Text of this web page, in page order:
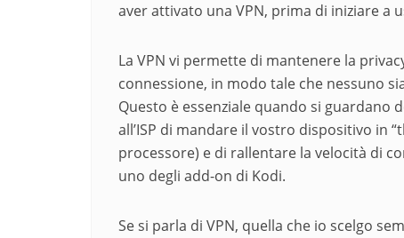
aver attivato una VPN, prima di iniziare a
La VPN vi permette di mantenere la
connessione, in modo tale che nessuno
Questo è essenziale quando si
all’ISP di mandare il vostro dispositivo in
processore) e di rallentare la velocità di
uno degli add-on di Kodi.
Se si parla di VPN, quella che io scelgo